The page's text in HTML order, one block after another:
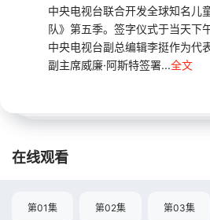
中央电视台联合开发全球知名儿
队》第五季。签字仪式于当天下
中央电视台副总编辑李挺作为代
副主席威廉·阿斯特签署...全文
在线观看
第01集 第02集 第03集